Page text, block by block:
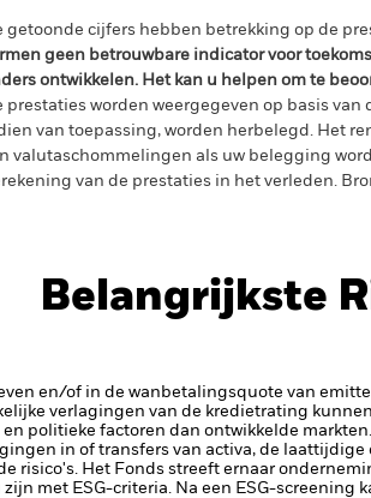
getoonde cijfers hebben betrekking op de
geen betrouwbare indicator voor
ontwikkelen. Het kan u helpen om te
prestaties worden weergegeven op basis
van toepassing, worden herbelegd. Het
valutaschommelingen als uw belegging
van de prestaties in het verleden.
Belangrijkste
en/of in de wanbetalingsquote van
verlagingen van de kredietrating
politieke factoren dan ontwikkelde
in of transfers van activa, de
risico's. Het Fonds streeft ernaar
met ESG-criteria. Na een ESG-